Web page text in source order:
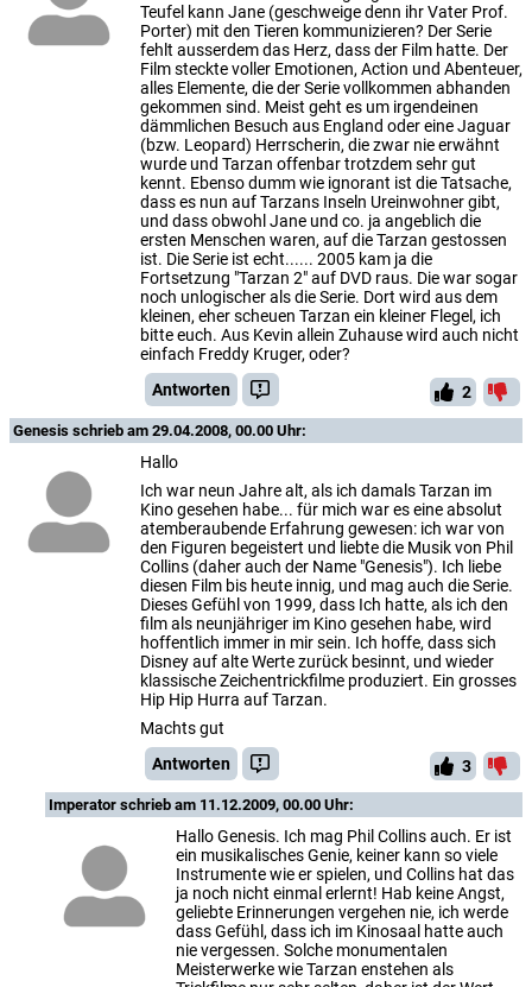
Teufel kann Jane (geschweige denn ihr Vater Prof.
Porter) mit den Tieren kommunizieren? Der Serie
fehlt ausserdem das Herz, dass der Film hatte. Der
Film steckte voller Emotionen, Action und Abenteuer,
alles Elemente, die der Serie vollkommen abhanden
gekommen sind. Meist geht es um irgendeinen
dämmlichen Besuch aus England oder eine Jaguar
(bzw. Leopard) Herrscherin, die zwar nie erwähnt
wurde und Tarzan offenbar trotzdem sehr gut
kennt. Ebenso dumm wie ignorant ist die Tatsache,
dass es nun auf Tarzans Inseln Ureinwohner gibt,
und dass obwohl Jane und co. ja angeblich die
ersten Menschen waren, auf die Tarzan gestossen
ist. Die Serie ist echt...... 2005 kam ja die
Fortsetzung "Tarzan 2" auf DVD raus. Die war sogar
noch unlogischer als die Serie. Dort wird aus dem
kleinen, eher scheuen Tarzan ein kleiner Flegel, ich
bitte euch. Aus Kevin allein Zuhause wird auch nicht
einfach Freddy Kruger, oder?
Antworten
2
Genesis schrieb am 29.04.2008, 00.00 Uhr:
Hallo
Ich war neun Jahre alt, als ich damals Tarzan im
Kino gesehen habe... für mich war es eine absolut
atemberaubende Erfahrung gewesen: ich war von
den Figuren begeistert und liebte die Musik von Phil
Collins (daher auch der Name "Genesis"). Ich liebe
diesen Film bis heute innig, und mag auch die Serie.
Dieses Gefühl von 1999, dass Ich hatte, als ich den
film als neunjähriger im Kino gesehen habe, wird
hoffentlich immer in mir sein. Ich hoffe, dass sich
Disney auf alte Werte zurück besinnt, und wieder
klassische Zeichentrickfilme produziert. Ein grosses
Hip Hip Hurra auf Tarzan.
Machts gut
Antworten
3
Imperator schrieb am 11.12.2009, 00.00 Uhr:
Hallo Genesis. Ich mag Phil Collins auch. Er ist
ein musikalisches Genie, keiner kann so viele
Instrumente wie er spielen, und Collins hat das
ja noch nicht einmal erlernt! Hab keine Angst,
geliebte Erinnerungen vergehen nie, ich werde
dass Gefühl, dass ich im Kinosaal hatte auch
nie vergessen. Solche monumentalen
Meisterwerke wie Tarzan enstehen als